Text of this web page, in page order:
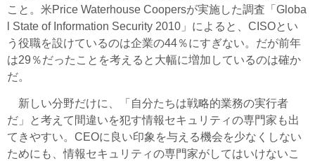
こと。米Price Waterhouse Coopersが実施した調査「Globa
l State of Information Security 2010」によると、CISOとい
う役職を設けているのは企業の44％にすぎない。だが前年
は29％だったことを考えると大幅に増加しているのは確か
だ。
新しい分野だけに、「自分たちは戦略的業務の実行者
だ」と考えて間違いを犯す情報セキュリティの専門家も出
てきやすい。CEOに良い印象を与える機会を少なくしない
ためにも、情報セキュリティの専門家がしてはいけないこ